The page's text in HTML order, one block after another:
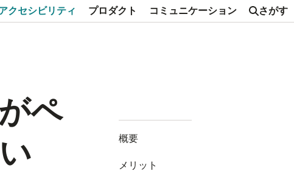
さがす
クセシビリティ プロダクト コミュニケーション
概要
メリット
ペ